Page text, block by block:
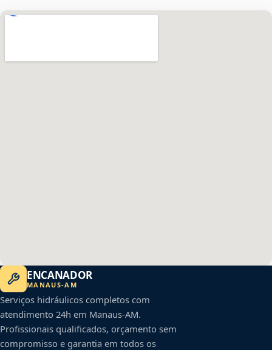
ENCANADOR
MANAUS-AM
Serviços hidráulicos completos com
atendimento 24h em Manaus-AM.
Profissionais qualificados, orçamento sem
compromisso e garantia em todos os